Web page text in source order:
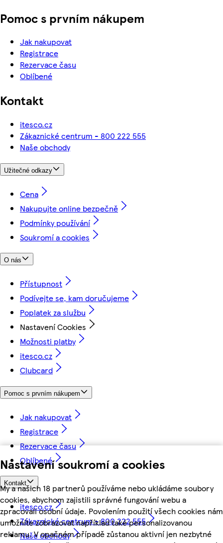
Nastavení soukromí a cookies
My a našich 18 partnerů používáme nebo ukládáme soubory
cookies, abychom zajistili správné fungování webu a
zpracovali osobní údaje. Povolením použití všech cookies nám
umožníte zobrazovat například také personalizovanou
reklamu. V opačném případě zůstanou aktivní jen nezbytné
Pomoc s prvním nákupem
Jak nakupovat
Registrace
Rezervace času
Oblíbené
Kontakt
itesco.cz
Zákaznické centrum - 800 222 555
Naše obchody
Užitečné odkazy
Cena
Nakupujte online bezpečně
Podmínky používání
Soukromí a cookies
O nás
Přístupnost
Podívejte se, kam doručujeme
Poplatek za službu
Nastavení Cookies
Možnosti platby
itesco.cz
Clubcard
Pomoc s prvním nákupem
Jak nakupovat
Registrace
Rezervace času
Oblíbené
Kontakt
itesco.cz
Zákaznické centrum - 800 222 555
Naše obchody